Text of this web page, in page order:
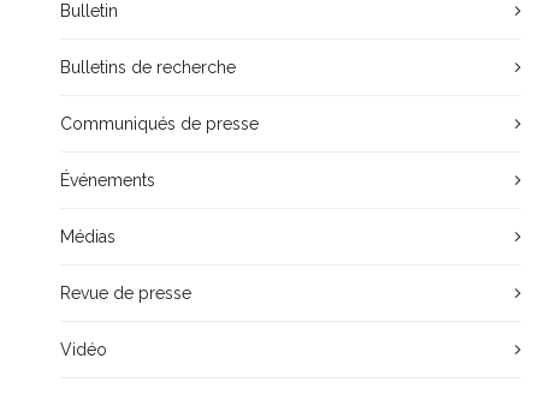
Bulletin
Bulletins de recherche
Communiqués de presse
Événements
Médias
Revue de presse
Vidéo